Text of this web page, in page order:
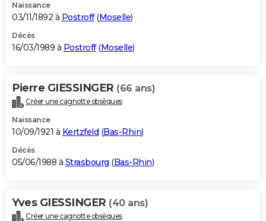
Naissance
03/11/1892 à Postroff(Moselle)
Décès
16/03/1989 à Postroff(Moselle)
Pierre GIESSINGER (66 ans)
Créer une cagnotte obsèques
Naissance
10/09/1921 à Kertzfeld (Bas-Rhin)
Décès
05/06/1988 à Strasbourg (Bas-Rhin)
Yves GIESSINGER (40 ans)
Créer une cagnotte obsèques